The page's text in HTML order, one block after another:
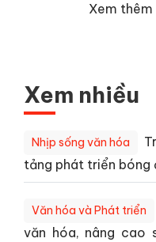
Xem
Xem nhiều
Nhịp sống văn hóa
tảng phát triển bóng
Văn hóa và Phát triển
văn hóa, nâng cao